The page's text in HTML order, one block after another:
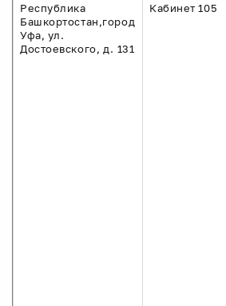
Республика
Башкортостан,город
Уфа, ул.
Достоевского, д. 131
Кабинет 105